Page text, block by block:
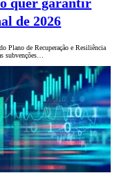
de 2026
Plano de Recuperação e Resiliência
subvenções…